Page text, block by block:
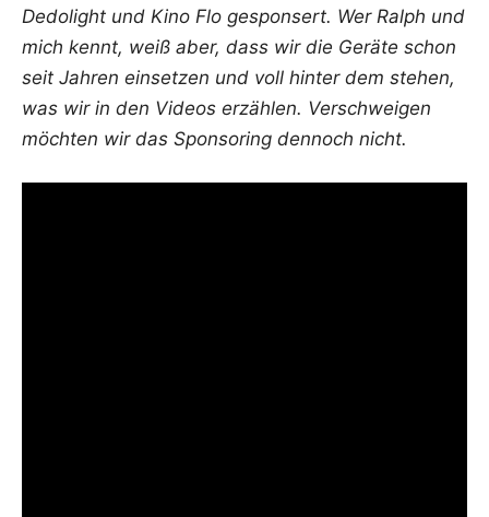
Dedo­light und Kino Flo gespon­sert. Wer Ralph und
mich kennt, weiß aber, dass wir die Gerä­te schon
seit Jah­ren ein­set­zen und voll hin­ter dem ste­hen,
was wir in den Vide­os erzäh­len. Ver­schwei­gen
möch­ten wir das Spon­so­ring den­noch nicht.